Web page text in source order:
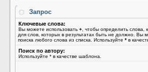
Запрос
Ключевые слова:
Вы можете использовать + , чтобы определить
для слов, которых в результатах быть не должно.
поиска любого слова из списка. Используйте * в
Поиск по автору:
Используйте * в качестве шаблона.